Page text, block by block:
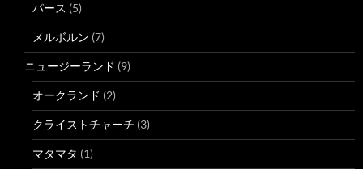
パース (5)
メルボルン (7)
ニュージーランド (9)
オークランド (2)
クライストチャーチ (3)
マタマタ (1)